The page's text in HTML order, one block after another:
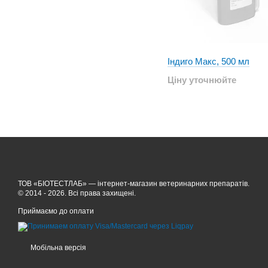
Індиго Макс, 500 мл
Ціну уточнюйте
ТОВ «БІОТЕСТЛАБ» — інтернет-магазин ветеринарних препаратів.
© 2014 - 2026. Всі права захищені.
Приймаємо до оплати
Мобільна версія